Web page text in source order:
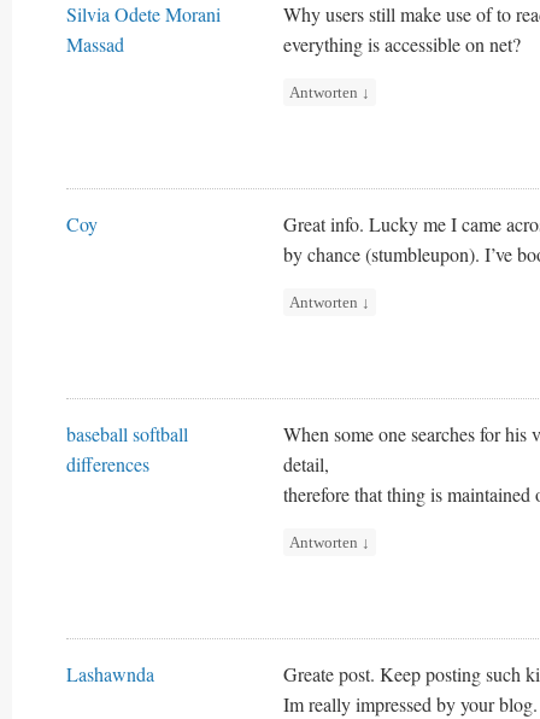
Silvia Odete Morani
Massad
Why users still make use of to
everything is accessible on net?
Antworten ↓
Coy
Great info. Lucky me I came
by chance (stumbleupon). I’ve
Antworten ↓
baseball softball
differences
When some one searches for
detail,
therefore that thing is maintained
Antworten ↓
Lashawnda
Greate post. Keep posting such
Im really impressed by your blog.